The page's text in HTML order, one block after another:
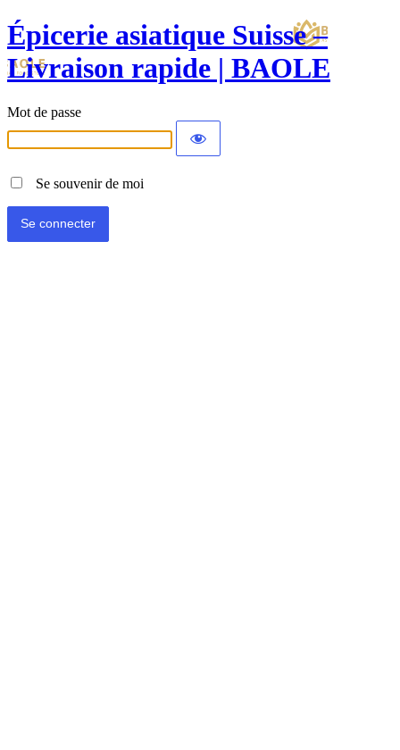
Épicerie asiatique Suisse –
Livraison rapide | BAOLE
Mot de passe
Se souvenir de moi